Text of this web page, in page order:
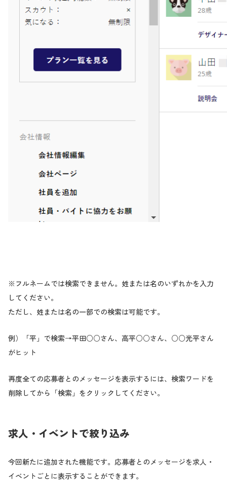
※フルネームでは検索できません。姓または名のいずれかを入力
してください。
ただし、姓または名の一部での検索は可能です。
例）「平」で検索→平田○○さん、高平○○さん、○○光平さん
がヒット
再度全ての応募者とのメッセージを表示するには、検索ワードを
削除してから「検索」をクリックしてください。
求人・イベントで絞り込み
今回新たに追加された機能です。応募者とのメッセージを求人・
イベントごとに表示することができます。